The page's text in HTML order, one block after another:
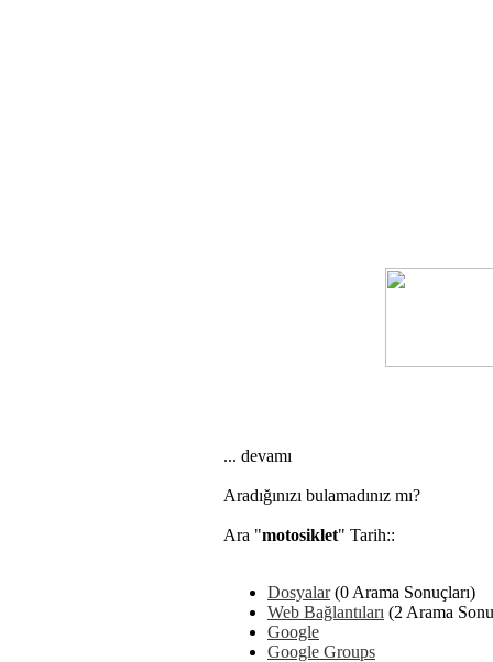
... devamı
Aradığınızı bulamadınız mı?
Ara "motosiklet" Tarih::
Dosyalar(0 Arama Sonuçları)
Web Bağlantıları (2 Arama
Google
Google Groups